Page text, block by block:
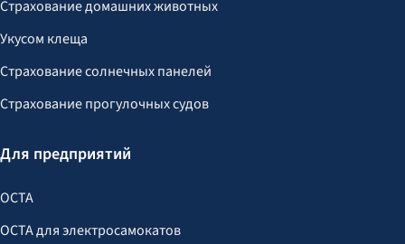
Страхование домашних животных
Укусом клеща
Страхование солнечных панелей
Страхование прогулочных судов
Для предприятий
OCTA
OCTA для электросамокатов